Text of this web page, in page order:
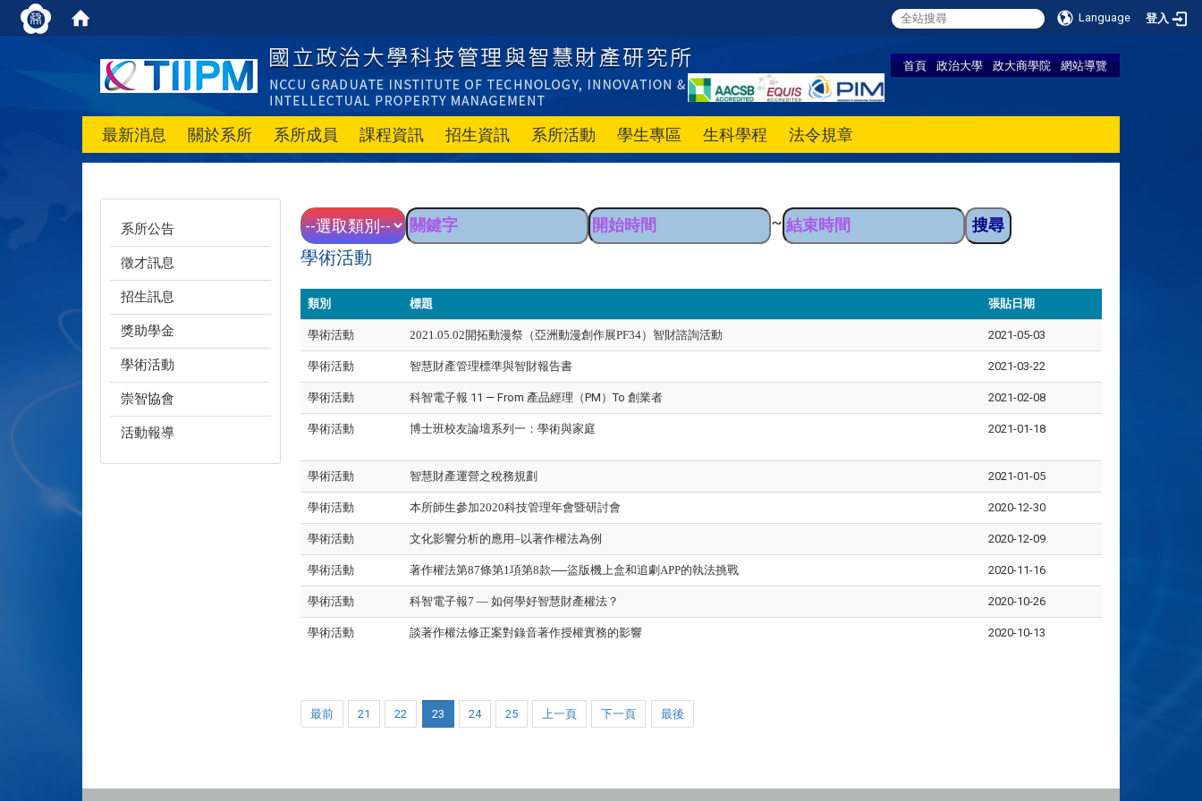
Language 登入
首頁 政治大學 政大商學院 網站導覽
最新消息 關於系所 系所成員 課程資訊 招生資訊 系所活動 學生專區 生科學程 法令規章
系所公告
徵才訊息
招生訊息
獎助學金
學術活動
崇智協會
活動報導
~
學術活動
類別 標題 張貼日期
學術活動 2021.05.02開拓動漫祭（亞洲動漫創作展PF34）智財諮詢活動 2021-05-03
學術活動 智慧財產管理標準與智財報告書 2021-03-22
學術活動 科智電子報 11 — From 產品經理（PM）To 創業者 2021-02-08
學術活動 博士班校友論壇系列一：學術與家庭 2021-01-18
學術活動 智慧財產運營之稅務規劃 2021-01-05
學術活動 本所師生參加2020科技管理年會暨研討會 2020-12-30
學術活動 文化影響分析的應用–以著作權法為例 2020-12-09
學術活動 著作權法第87條第1項第8款──盜版機上盒和追劇APP的執法挑戰 2020-11-16
學術活動 科智電子報7 — 如何學好智慧財產權法？ 2020-10-26
學術活動 談著作權法修正案對錄音著作授權實務的影響 2020-10-13
最前 21 22 23 24 25 上一頁 下一頁 最後